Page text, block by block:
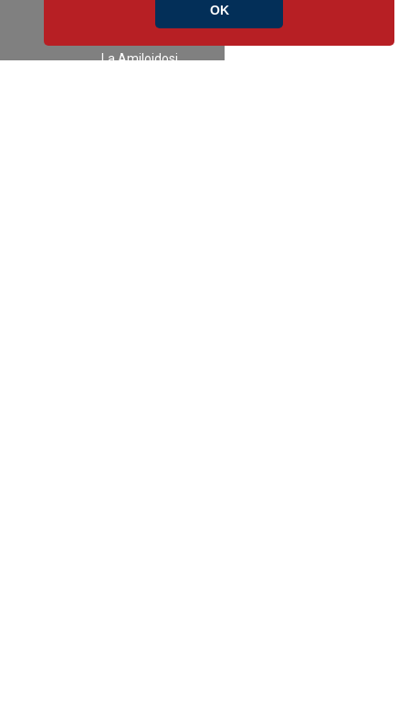
OK
La Amiloidosi